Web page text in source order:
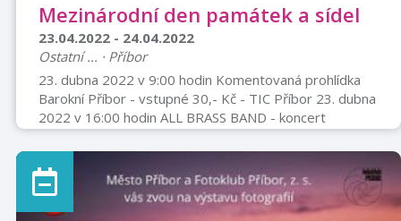
Mezinárodní den památek a sídel
23.04.2022 - 24.04.2022
Ostatní ... · Příbor
23. dubna 2022 v 9:00 hodin Komentovaná prohlídka
Barokní Příbor - vstupné 30,- Kč - TIC Příbor 23. dubna
2022 v 16:00 hodin ALL BRASS BAND - koncert
žesťového kvintetu - Piaristický klášter Příbor 24.
dubna 2022 v 16:00 hodin JSTE KAVLÍR, TO ZNÁM...
Komorní a smyčcový orchestr pod vedením Zdeňka
Pukovce - Vstupné 100,- Kč - Kulturní dům Příbor
Památky otevřeny v sobotu 9:00 - 16:00 hodin